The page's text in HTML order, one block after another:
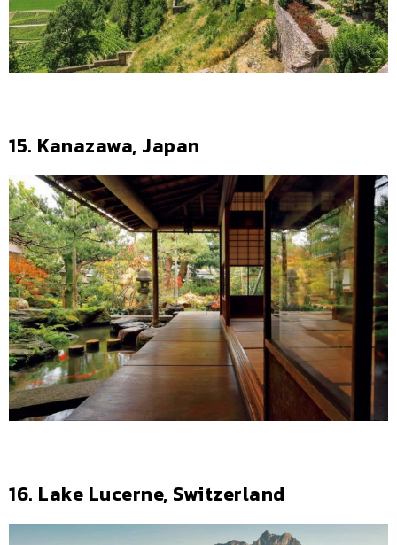
15. Kanazawa, Japan
16. Lake Lucerne, Switzerland